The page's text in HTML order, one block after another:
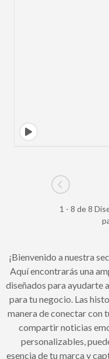
Go to
1 - 8 de 8
¡Bienvenido a nuestra
Aquí encontrarás una
diseñados para ayudarte
para tu negocio. Las
manera de conectar con
compartir noticias
personalizables,
esencia de tu marca y